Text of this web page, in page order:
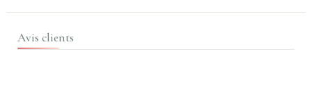
Avis clients